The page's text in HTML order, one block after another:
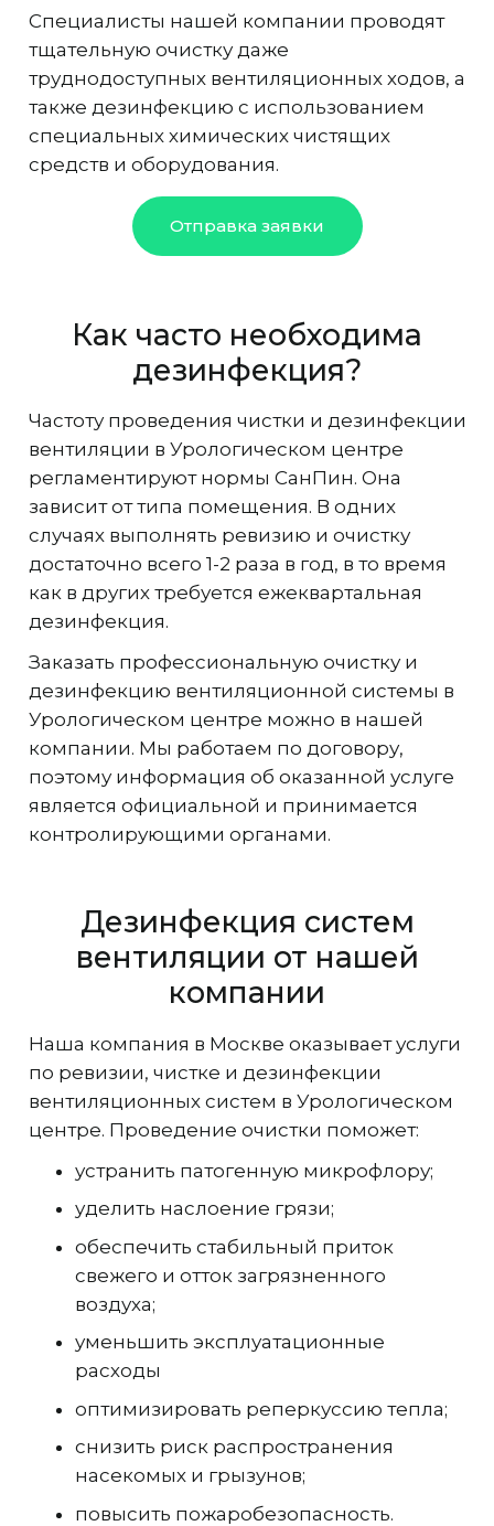
Специалисты нашей компании проводят
тщательную очистку даже
труднодоступных вентиляционных ходов, а
также дезинфекцию с использованием
специальных химических чистящих
средств и оборудования.
Отправка заявки
Как часто необходима
дезинфекция?
Частоту проведения чистки и дезинфекции
вентиляции в Урологическом центре
регламентируют нормы СанПин. Она
зависит от типа помещения. В одних
случаях выполнять ревизию и очистку
достаточно всего 1-2 раза в год, в то время
как в других требуется ежеквартальная
дезинфекция.
Заказать профессиональную очистку и
дезинфекцию вентиляционной системы в
Урологическом центре можно в нашей
компании. Мы работаем по договору,
поэтому информация об оказанной услуге
является официальной и принимается
контролирующими органами.
Дезинфекция систем
вентиляции от нашей
компании
Наша компания в Москве оказывает услуги
по ревизии, чистке и дезинфекции
вентиляционных систем в Урологическом
центре. Проведение очистки поможет:
устранить патогенную микрофлору;
уделить наслоение грязи;
обеспечить стабильный приток
свежего и отток загрязненного
воздуха;
уменьшить эксплуатационные
расходы
оптимизировать реперкуссию тепла;
снизить риск распространения
насекомых и грызунов;
повысить пожаробезопасность.